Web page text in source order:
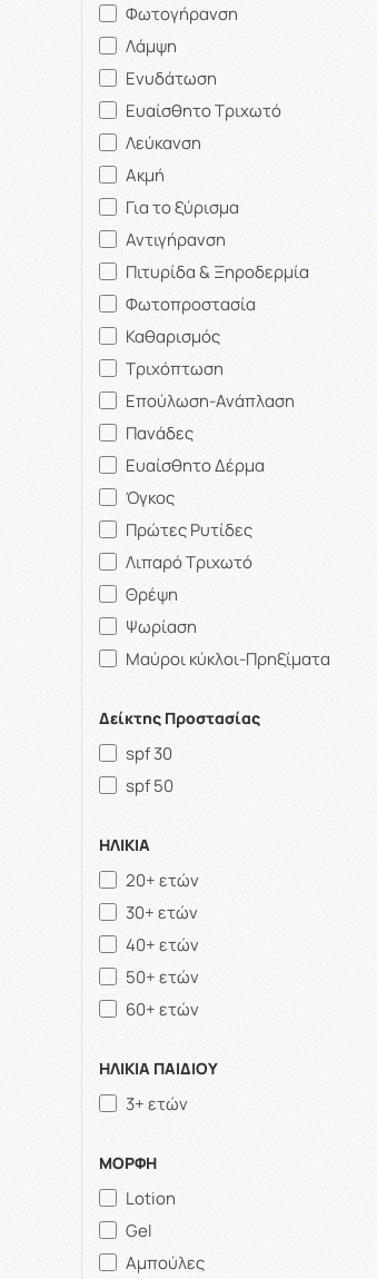
Φωτογήρανση
Λάμψη
Ενυδάτωση
Ευαίσθητο Τριχωτό
Λεύκανση
Ακμή
Για το ξύρισμα
Αντιγήρανση
Πιτυρίδα & Ξηροδερμία
Φωτοπροστασία
Καθαρισμός
Τριχόπτωση
Επούλωση-Ανάπλαση
Πανάδες
Ευαίσθητο Δέρμα
Όγκος
Πρώτες Ρυτίδες
Λιπαρό Τριχωτό
Θρέψη
Ψωρίαση
Μαύροι κύκλοι-Πρηξίματα
Δείκτης Προστασίας
spf 30
spf 50
ΗΛΙΚΙΑ
20+ ετών
30+ ετών
40+ ετών
50+ ετών
60+ ετών
ΗΛΙΚΙΑ ΠΑΙΔΙΟΥ
3+ ετών
ΜΟΡΦΗ
Lotion
Gel
Αμπούλες